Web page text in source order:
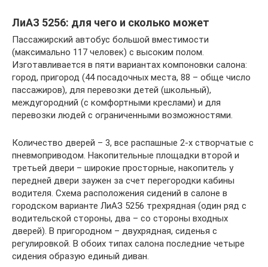
ЛиАЗ 5256: для чего и сколько может
Пассажирский автобус большой вместимости
(максимально 117 человек) с высоким полом.
Изготавливается в пяти вариантах компоновки салона:
город, пригород (44 посадочных места, 88 – обще число
пассажиров), для перевозки детей (школьный),
междугородний (с комфортными креслами) и для
перевозки людей с ограниченными возможностями.
Количество дверей – 3, все распашные 2-х створчатые с
пневмоприводом. Накопительные площадки второй и
третьей двери – широкие просторные, накопитель у
передней двери заужен за счет перегородки кабины
водителя. Схема расположения сидений в салоне в
городском варианте ЛиАЗ 5256 трехрядная (один ряд с
водительской стороны, два – со стороны входных
дверей). В пригородном – двухрядная, сиденья с
регулировкой. В обоих типах салона последние четыре
сидения образую единый диван.